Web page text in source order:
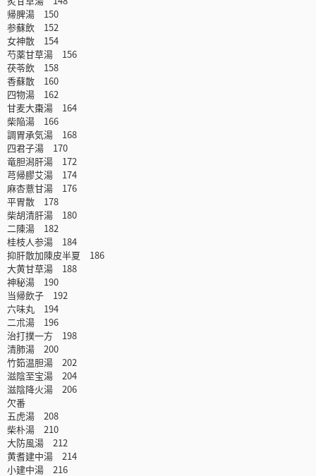
帰脾湯 150
参蘇飲 152
女神散 154
芍薬甘草湯 156
茯苓飲 158
香蘇散 160
四物湯 162
甘麦大棗湯 164
柴陥湯 166
調胃承気湯 168
四君子湯 170
竜胆潟肝湯 172
芎帰膠艾湯 174
麻杏薏甘湯 176
平胃散 178
柴胡清肝湯 180
二陳湯 182
桂枝人参湯 184
抑肝散加陳皮半夏 186
大黄甘草湯 188
神秘湯 190
当帰飲子 192
六味丸 194
二朮湯 196
治打撲一方 198
清肺湯 200
竹筎温胆湯 202
滋陰至宝湯 204
滋陰降火湯 206
欠番
五虎湯 208
柴朴湯 210
大防風湯 212
黄耆建中湯 214
小建中湯 216